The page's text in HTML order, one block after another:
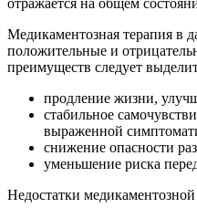
отражается на общем
Медикаментозная терапия в
положительные и
преимуществ следует
продление жизни,
стабильное
выраженной
снижение опасности
уменьшение риска
Недостатки